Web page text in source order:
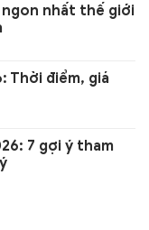
ngon nhất thế giới
Thời điểm, giá
7 gợi ý tham